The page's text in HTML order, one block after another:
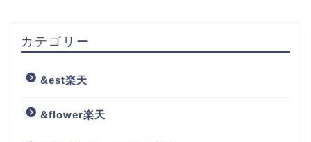
カテゴリー
&est楽天
&flower楽天